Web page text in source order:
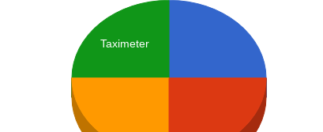
Taximeter